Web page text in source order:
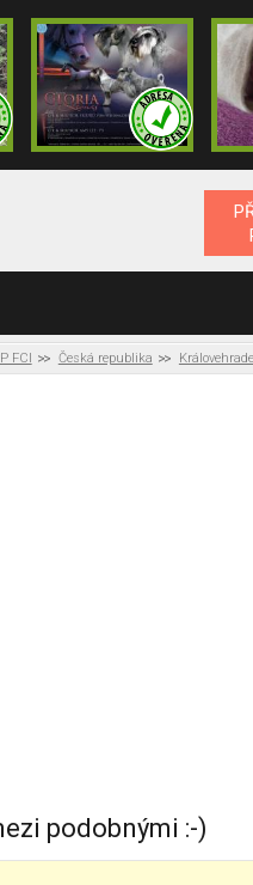
FCI Česká republika
podobnými :-)